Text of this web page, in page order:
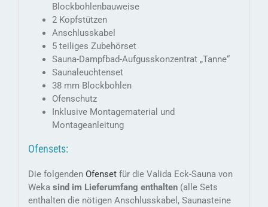
Blockbohlenbauweise
2 Kopfstützen
Anschlusskabel
5 teiliges Zubehörset
Sauna-Dampfbad-Aufgusskonzentrat „Tanne“
Saunaleuchtenset
38 mm Blockbohlen
Ofenschutz
Inklusive Montagematerial und
Montageanleitung
Ofensets:
Die folgenden Ofensetfür die Valida Eck-Sauna von
Wekasind im Lieferumfang enthalten(alle Sets
enthalten die nötigen Anschlusskabel, Saunasteine